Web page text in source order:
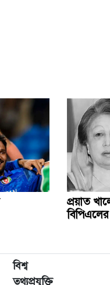
সিলেট স্টেডিয়ামে
বেগম খালেদা জিয়ার
মোতায়েন
খালেদা জিয়ার
প্রয়াত
বিশ্ব
তথ্যপ্রযুক্তি